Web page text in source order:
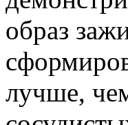
образ
лучше,